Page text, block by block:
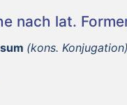
nach lat.
(kons. Konjugation)